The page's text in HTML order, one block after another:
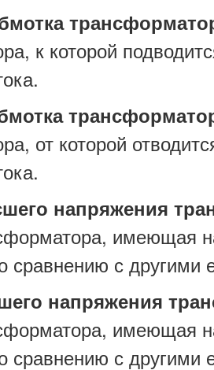
к которой
от которой
напряжения
имеющая
сравнению с другими
напряжения
имеющая
сравнению с другими